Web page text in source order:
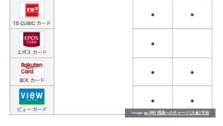
Image au PAY 残高へのチャージ（入金）方法